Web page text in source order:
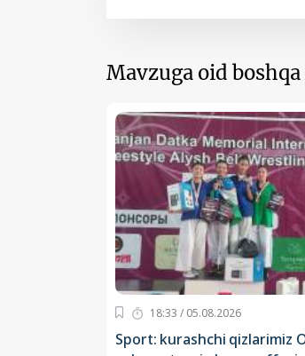
Mavzuga oid
18:33 / 05.08.2026
Sport: kurashchi qizlarimiz